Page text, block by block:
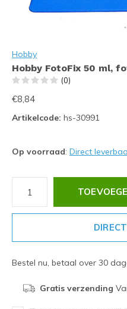
Hobby
Hobby FotoFix 50 ml,
(0)
€8,84
Artikelcode: hs-30991
Op voorraad: Direct
Bestel nu, betaal over 30
Gratis verzending